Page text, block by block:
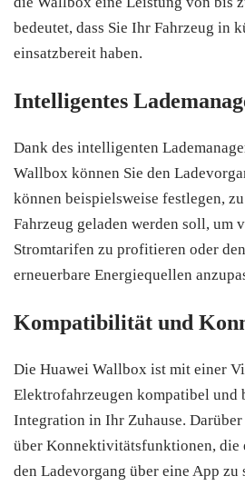
bedeutet, dass Sie Ihr Fahrzeug in
einsatzbereit haben.
Intelligentes
Dank des intelligenten
Wallbox können Sie den
können beispielsweise festlegen,
Fahrzeug geladen werden soll, um
Stromtarifen zu profitieren oder
erneuerbare Energiequellen
Kompatibilität und
Die Huawei Wallbox ist mit einer
Elektrofahrzeugen kompatibel und
Integration in Ihr Zuhause.
über Konnektivitätsfunktionen, die
den Ladevorgang über eine App zu